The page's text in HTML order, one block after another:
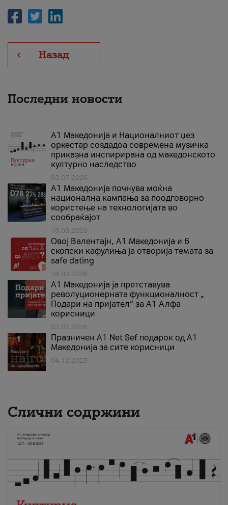
Назад
Последни новости
А1 Македонија и Националниот џез
оркестар создадоа современа музичка
приказна инспирирана од македонското
културно наследство
03.07.2026
A1 Македонија почнува моќна
национална кампања за поодговорно
користење на технологијата во
сообраќајот
18.05.2026
Овој Валентајн, A1 Македонија и 6
скопски кафулиња ја отворија темата за
safe dating
16.02.2026
А1 Македонија ја претставува
револуционерната функционалност „
Подари на пријател“ за А1 Алфа
корисници
02.02.2026
Празничен A1 Net Sеf подарок од А1
Македонија за сите корисници
04.12.2025
Слични содржини